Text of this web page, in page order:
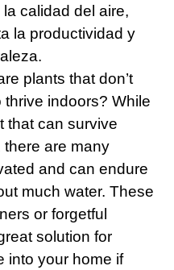
calidad del aire,
la productividad y
plants that don’t
thrive indoors? While
that can survive
there are many
and can endure
much water. These
or forgetful
solution for
into your home if